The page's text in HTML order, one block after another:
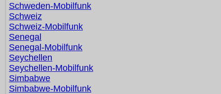
Schweden-Mobilfunk
Schweiz
Schweiz-Mobilfunk
Senegal
Senegal-Mobilfunk
Seychellen
Seychellen-Mobilfunk
Simbabwe
Simbabwe-Mobilfunk